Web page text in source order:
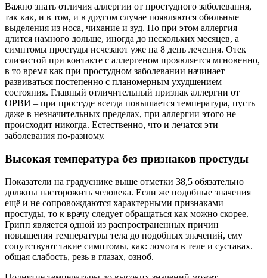
Важно знать отличия аллергии от простудного заболевания,
так как, и в том, и в другом случае появляются обильные
выделения из носа, чихание и зуд. Но при этом аллергия
длится намного дольше, иногда до нескольких месяцев, а
симптомы простуды исчезают уже на 8 день лечения. Отек
слизистой при контакте с аллергеном проявляется мгновенно,
в то время как при простудном заболевании начинает
развиваться постепенно с планомерным ухудшением
состояния. Главный отличительный признак аллергии от
ОРВИ – при простуде всегда повышается температура, пусть
даже в незначительных пределах, при аллергии этого не
происходит никогда. Естественно, что и лечатся эти
заболевания по-разному.
Высокая температура без признаков простуды
Показатели на градуснике выше отметки 38,5 обязательно
должны насторожить человека. Если же подобные значения
ещё и не сопровождаются характерными признаками
простуды, то к врачу следует обращаться как можно скорее.
Грипп является одной из распространенных причин
повышения температуры тела до подобных значений, ему
сопутствуют такие симптомы, как: ломота в теле и суставах.
общая слабость, резь в глазах, озноб.